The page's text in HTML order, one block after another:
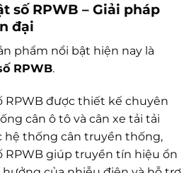
số RPWB – Giải pháp
đại
phẩm nổi bật hiện nay là
RPWB.
RPWB được thiết kế chuyên
cân ô tô và cân xe tải tải
hệ thống cân truyền thống,
RPWB giúp truyền tín hiệu ổn